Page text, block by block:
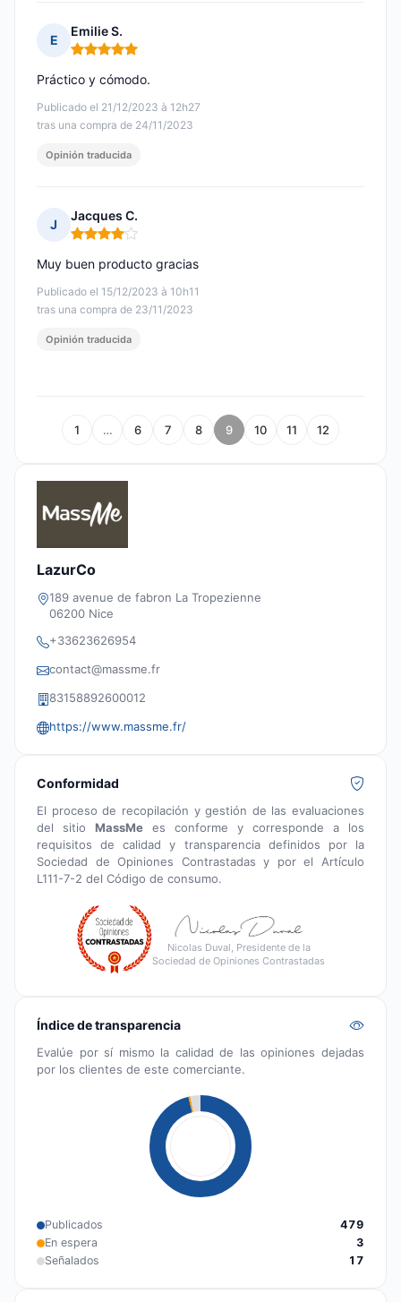
E
Emilie S.
Nota: 5 de 5
Publicado el 21/12/2023 à 12h27
tras una compra de 24/11/2023
Práctico y cómodo.
Opinión traducida
J
Jacques C.
Nota: 4 de 5
Publicado el 15/12/2023 à 10h11
tras una compra de 23/11/2023
Muy buen producto gracias
Opinión traducida
1 … 6 7 8 9 10 11 12
LazurCo
189 avenue de fabron La Tropezienne
06200 Nice
+33623626954
contact@massme.fr
83158892600012
https://www.massme.fr/
Conformidad
El proceso de recopilación y gestión de las evaluaciones
del sitio MassMe es conforme y corresponde a los
requisitos de calidad y transparencia definidos por la
Sociedad de Opiniones Contrastadas y por el Artículo
L111-7-2 del Código de consumo.
Nicolas Duval, Presidente de la
Sociedad de Opiniones Contrastadas
Índice de transparencia
Evalúe por sí mismo la calidad de las opiniones dejadas
por los clientes de este comerciante.
Publicados
479
En espera
3
Señalados
17